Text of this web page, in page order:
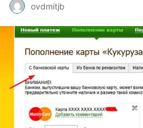
ovdmitjb